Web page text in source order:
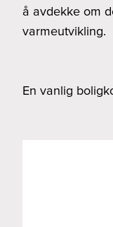
å avdekke om
varmeutvikling.
En vanlig